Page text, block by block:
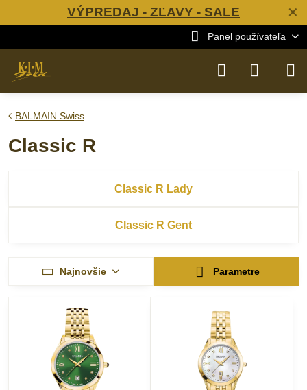
✕
VÝPREDAJ - ZĽAVY - SALE
Panel používateľa
BALMAIN Swiss
Classic R
Classic R Lady
Classic R Gent
Najnovšie Parametre